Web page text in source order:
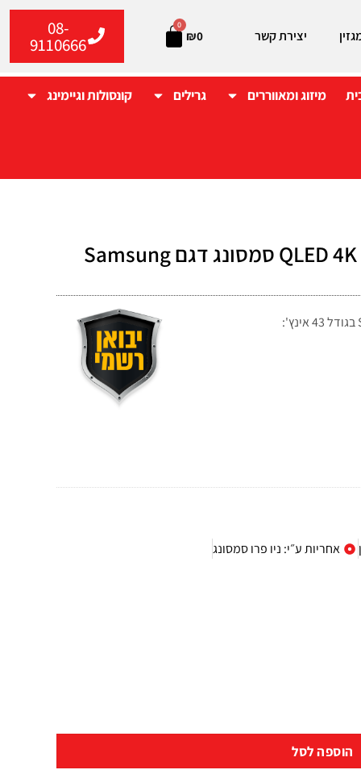
יצירת קשר ₪0
0
08-
9110666
מיזוג ומאווררים גרילים קונסולות וגיימינג
טלוויזיה "43 QLED 4K סמסונג דגם Samsung
אחריות ע״י: ניו פרו סמסונג
הוספה לסל